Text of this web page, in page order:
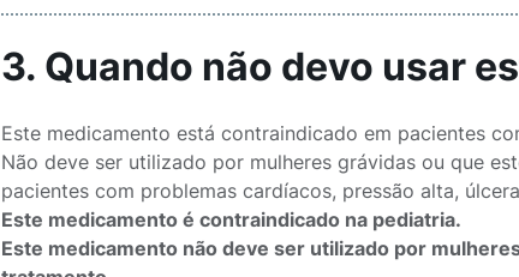
3. Quando não devo usar
Este medicamento está contraindicado em pacientes
Não deve ser utilizado por mulheres grávidas ou que
pacientes com problemas cardíacos, pressão alta,
Este medicamento é contraindicado na pediatria.
Este medicamento não deve ser utilizado por